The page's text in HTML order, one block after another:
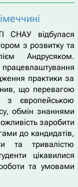
СНАУ відбулася
з розвитку та
Андрусяком.
практики за
що перевагою
з європейською
обмін знаннями
заробити
до кандидатів,
та тривалістю
цікавилися
та умовами